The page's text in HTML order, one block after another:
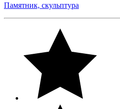
Памятник, скульптура